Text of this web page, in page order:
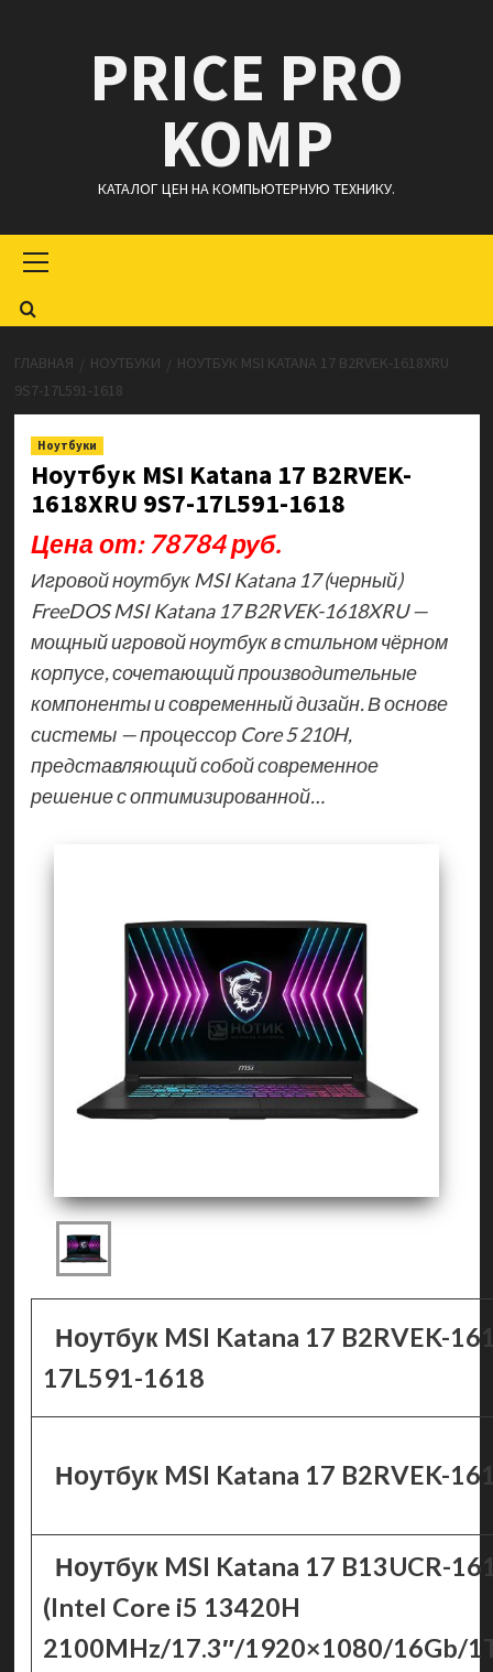
содержимомуPRICE PRO
KOMP
КАТАЛОГ ЦЕН НА КОМПЬЮТЕРНУЮ ТЕХНИКУ.
меню
ГЛАВНАЯ НОУТБУКИ
НОУТБУК MSI KATANA 17 B2RVEK-1618XRU
9S7-17L591-1618
Ноутбуки
Ноутбук MSI Katana 17 B2RVEK-
1618XRU 9S7-17L591-1618
Цена от: 78784 руб.
Игровой ноутбук MSI Katana 17 (черный)
FreeDOS MSI Katana 17 B2RVEK-1618XRU —
мощный игровой ноутбук в стильном чёрном
корпусе, сочетающий производительные
компоненты и современный дизайн. В основе
системы — процессор Core 5 210H,
представляющий собой современное
решение с оптимизированной…
Ноутбук MSI Katana 17 B2RVEK-
17L591-1618
Ноутбук MSI Katana 17 B2RVEK-
Ноутбук MSI Katana 17 B13UCR-
(Intel Core i5 13420H
2100MHz/17.3″/1920×1080/16Gb/